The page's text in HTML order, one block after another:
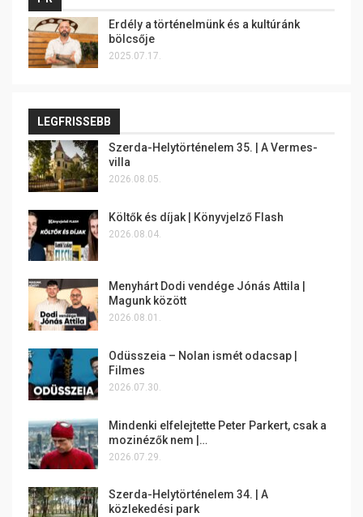
Erdély a történelmünk és a kultúránk
bölcsője
2025.07.17.
LEGFRISSEBB
Szerda-Helytörténelem 35. | A Vermes-
villa
2026.08.05.
Költők és díjak | Könyvjelző Flash
2026.08.04.
Menyhárt Dodi vendége Jónás Attila |
Magunk között
2026.08.01.
Odüsszeia – Nolan ismét odacsap |
Filmes
2026.07.30.
Mindenki elfelejtette Peter Parkert, csak a
mozinézők nem |…
2026.07.29.
Szerda-Helytörténelem 34. | A
közlekedési park